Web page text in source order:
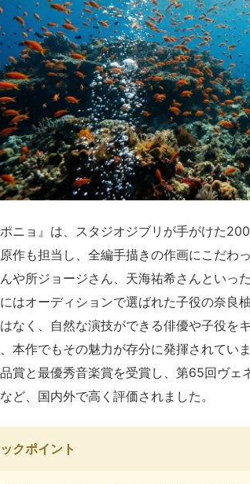
ポニョ』は、スタジオジブリが手がけた
作も担当し、全編手描きの作画にこだわ
や所ジョージさん、天海祐希さんといっ
はオーディションで選ばれた子役の奈良
なく、自然な演技ができる俳優や子役を
本作でもその魅力が存分に発揮されてい
賞と最優秀音楽賞を受賞し、第65回ヴ
ど、国内外で高く評価されました。
クポイント